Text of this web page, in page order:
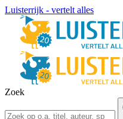
Luisterrijk - vertelt alles
Zoek